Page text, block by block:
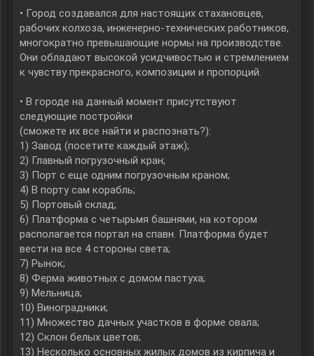
• Город создавался для настоящих стахановцев,
рабочих колхоза, инженерно-технических работников,
многократно превышающие нормы на производстве.
Они обладают высокой усидчивостью и стремлением
к чувству прекрасного, композиции и пропорций.
• В городе на данный момент присутствуют
следующие постройки
(сможете их все найти и распознать?):
1) Завод (посетите каждый этаж);
2) Главный погрузочный кран;
3) Порт с еще одним погрузочным краном;
4) В порту сам корабль;
5) Портовый склад;
6) Платформа с четырьмя башнями, на котором
располагается портал на спавн. Платформа будет
вести на все 4 стороны света;
7) Рынок;
8) Ферма животных с домом пастуха;
9) Мельница;
10) Виноградники;
11) Множество дачных участков в форме овала;
12) Склон белых цветов;
13) Несколько основных жилых домов из кирпича и